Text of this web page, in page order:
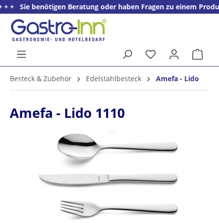
springen
benötigen Beratung oder haben Fragen zu einem
Willkommens­rabatt**
Besteck & Zubehör Edelstahlbesteck Amefa - Lido
Amefa - Lido 1110